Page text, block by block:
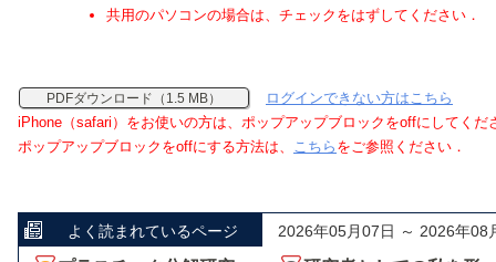
共用のパソコンの場合は、チェックをはずしてください．
PDFダウンロード（1.5 MB）
ログインできない方はこちら
iPhone（safari）をお使いの方は、ポップアップブロックをoffにしてくだ
ポップアップブロックをoffにする方法は、 こちら をご参照ください．
よく読まれているページ 2026年05月07日 ～ 2026年08